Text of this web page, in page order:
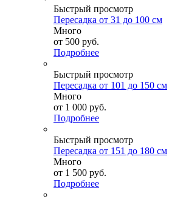
Быстрый просмотр
Пересадка от 31 до 100 см
Много
от 500 руб.
Подробнее
Быстрый просмотр
Пересадка от 101 до 150 см
Много
от 1 000 руб.
Подробнее
Быстрый просмотр
Пересадка от 151 до 180 см
Много
от 1 500 руб.
Подробнее